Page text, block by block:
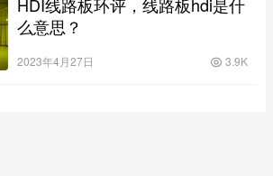
么意思？
2023年4月27日 3.9K